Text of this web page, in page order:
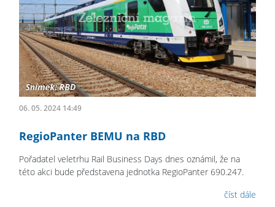
06. 05. 2024 14:49
RegioPanter BEMU na RBD
Pořadatel veletrhu Rail Business Days dnes oznámil, že na
této akci bude představena jednotka RegioPanter 690.247.
číst dále